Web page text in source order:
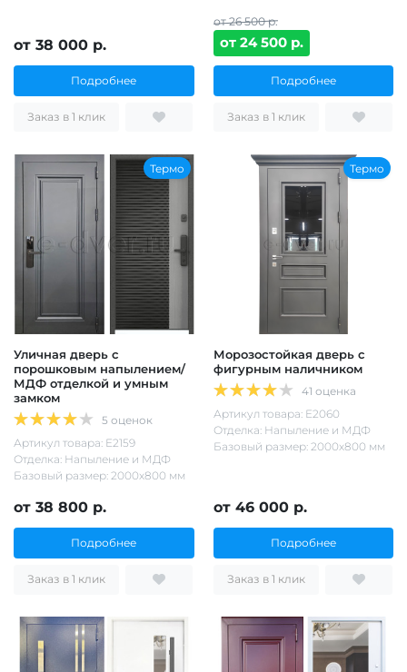
от 38 000 р.
Подробнее
Заказ в 1 клик
от 26 500 р.
от 24 500 р.
Подробнее
Заказ в 1 клик
Термо
Уличная дверь с
порошковым напылением/
МДФ отделкой и умным
замком
5 оценок
Артикул товара: Е2159
Отделка: Напыление и МДФ
Базовый размер: 2000х800 мм
от 38 800 р.
Подробнее
Заказ в 1 клик
Термо
Морозостойкая дверь с
фигурным наличником
41 оценка
Артикул товара: Е2060
Отделка: Напыление и МДФ
Базовый размер: 2000х800 мм
от 46 000 р.
Подробнее
Заказ в 1 клик